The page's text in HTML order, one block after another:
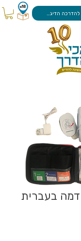
הדיגיטלית
דמה בעברית